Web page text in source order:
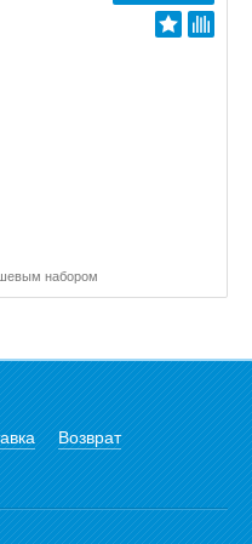
набором
Возврат